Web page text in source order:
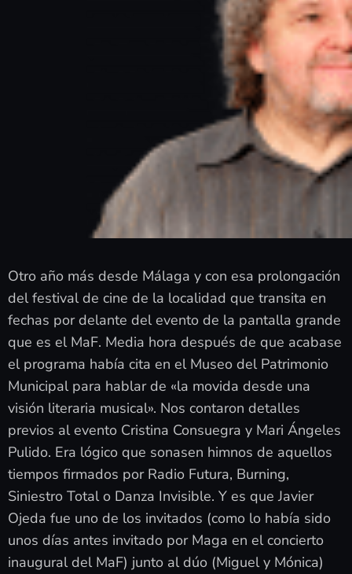
Otro año más desde Málaga y con esa prolongación
del festival de cine de la localidad que transita en
fechas por delante del evento de la pantalla grande
que es el MaF. Media hora después de que acabase
el programa había cita en el Museo del Patrimonio
Municipal para hablar de «la movida desde una
visión literaria musical». Nos contaron detalles
previos al evento Cristina Consuegra y Mari Ángeles
Pulido. Era lógico que sonasen himnos de aquellos
tiempos firmados por Radio Futura, Burning,
Siniestro Total o Danza Invisible. Y es que Javier
Ojeda fue uno de los invitados (como lo había sido
unos días antes invitado por Maga en el concierto
inaugural del MaF) junto al dúo (Miguel y Mónica)